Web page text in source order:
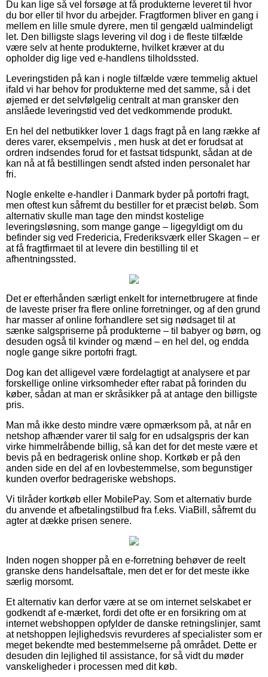
Du kan lige så vel forsøge at få produkterne leveret til hvor
du bor eller til hvor du arbejder. Fragtformen bliver en gang i
mellem en lille smule dyrere, men til gengæld ualmindeligt
let. Den billigste slags levering vil dog i de fleste tilfælde
være selv at hente produkterne, hvilket kræver at du
opholder dig lige ved e-handlens tilholdssted.
Leveringstiden på kan i nogle tilfælde være temmelig aktuel
ifald vi har behov for produkterne med det samme, så i det
øjemed er det selvfølgelig centralt at man gransker den
anslåede leveringstid ved det vedkommende produkt.
En hel del netbutikker lover 1 dags fragt på en lang række af
deres varer, eksempelvis , men husk at det er forudsat at
ordren indsendes forud for et fastsat tidspunkt, sådan at de
kan nå at få bestillingen sendt afsted inden personalet har
fri.
Nogle enkelte e-handler i Danmark byder på portofri fragt,
men oftest kun såfremt du bestiller for et præcist beløb. Som
alternativ skulle man tage den mindst kostelige
leveringsløsning, som mange gange – ligegyldigt om du
befinder sig ved Fredericia, Frederiksværk eller Skagen – er
at få fragtfirmaet til at levere din bestilling til et
afhentningssted.
Det er efterhånden særligt enkelt for internetbrugere at finde
de laveste priser fra flere online forretninger, og af den grund
har masser af online forhandlere set sig nødsaget til at
sænke salgspriserne på produkterne – til babyer og børn, og
desuden også til kvinder og mænd – en hel del, og endda
nogle gange sikre portofri fragt.
Dog kan det alligevel være fordelagtigt at analysere et par
forskellige online virksomheder efter rabat på forinden du
køber, sådan at man er skråsikker på at antage den billigste
pris.
Man må ikke desto mindre være opmærksom på, at når en
netshop afhænder varer til salg for en udsalgspris der kan
virke himmelråbende billig, så kan det for det meste være et
bevis på en bedragerisk online shop. Kortkøb er på den
anden side en del af en lovbestemmelse, som begunstiger
kunden overfor bedrageriske webshops.
Vi tilråder kortkøb eller MobilePay. Som et alternativ burde
du anvende et afbetalingstilbud fra f.eks. ViaBill, såfremt du
agter at dække prisen senere.
Inden nogen shopper på en e-forretning behøver de reelt
granske dens handelsaftale, men det er for det meste ikke
særlig morsomt.
Et alternativ kan derfor være at se om internet selskabet er
godkendt af e-mærket, fordi det ofte er en forsikring om at
internet webshoppen opfylder de danske retningslinjer, samt
at netshoppen lejlighedsvis revurderes af specialister som er
meget bekendte med bestemmelserne på området. Dette er
desuden din lejlighed til assistance, for så vidt du møder
vanskeligheder i processen med dit køb.